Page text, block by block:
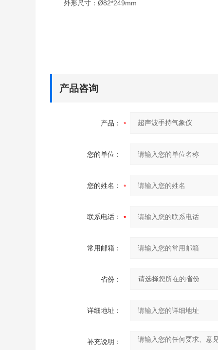
外形尺寸：Ø82*249mm
产品咨询
产品：
您的单位：
您的姓名：
联系电话：
常用邮箱：
省份：
详细地址：
补充说明：